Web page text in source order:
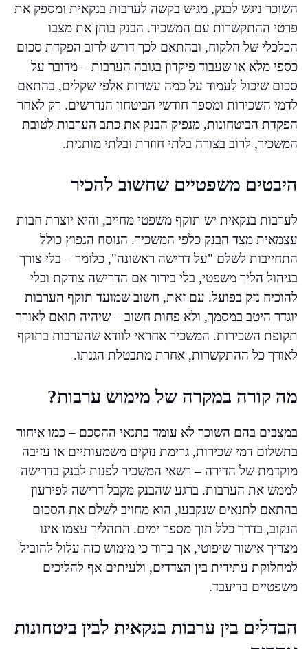
השוכר ניגש לבנק, מגיש בקשה לערבות בנקאית ומספק את
פרטי ההתקשרות עם המשכיר. הבנק בוחן את מצבו
הכלכלי של הלקוח, ובהתאם לכך דורש לרוב הפקדת סכום
כספי מלא או שעבוד פיקדון בגובה הערבות – מדובר על
סכום שיכול לעמוד על כמה עשרות אלפי שקלים, בהתאם
לדמי השכירות ומספר חודשי הביטחון הנדרשים. רק לאחר
הפקדת הביטחונות, מנפיק הבנק את כתב הערבות לטובת
המשכיר, לרוב בצורה בלתי חוזרת ובלתי מותנית.
היבטים משפטיים שחשוב להכיר
לערבות בנקאית יש תוקף משפטי מחייב, והיא יוצרת חבות
עצמאית מצד הבנק כלפי המשכיר. הנוסח הנפוץ כולל
התחייבות לשלם "על דרישה ראשונה", כלומר – בלי צורך
בניהול הליך משפטי, בלי בירור אם הדרישה צודקת ובלי
להוכיח נזק בפועל. עם זאת, חשוב שמועד תוקף הערבות
יוגדר היטב במסמך, ולא פחות חשוב – שיהיה תואם לאורך
תקופת השכירות. המשכיר אחראי לוודא שהערבות בתוקף
לאורך כל ההתקשרות, אחרת מתבטלת הגנתו.
מה קורה במקרה של מימוש ערבות?
במצבים בהם השוכר לא עומד בתנאי ההסכם – כמו איחור
בתשלום דמי שכירות, גרימת נזקים משמעותיים או עזיבה
מוקדמת של הדירה – רשאי המשכיר לפנות לבנק בדרישה
לממש את הערבות. ברגע שהבנק מקבל דרישה לפירעון
בהתאם לתנאים שנקבעו, הוא מחויב לשלם את הסכום
הנקוב, בדרך כלל תוך מספר ימים. התהליך עצמו אינו
מצריך אישור שיפוטי, אך ברור כי מימוש כזה עלול להוביל
למחלוקת עתידית בין הצדדים, ולעיתים אף להליכים
משפטיים בדיעבד.
הבדלים בין ערבות בנקאית לבין ביטחונות